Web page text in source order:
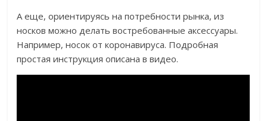
А еще, ориентируясь на потребности рынка, из
носков можно делать востребованные аксессуары.
Например, носок от коронавируса. Подробная
простая инструкция описана в видео.